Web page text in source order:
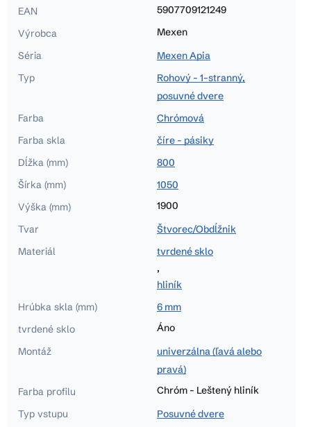
EAN
5907709121249
Výrobca
Mexen
Séria
Mexen Apia
Typ
Rohový - 1-stranný,
posuvné dvere
Farba
Chrómová
Farba skla
číre - pásiky
Dĺžka (mm)
800
Šírka (mm)
1050
Výška (mm)
1900
Tvar
Štvorec/Obdĺžnik
Materiál
tvrdené sklo
,
hliník
Hrúbka skla (mm)
6 mm
tvrdené sklo
Áno
Montáž
univerzálna (ľavá alebo
pravá)
Farba profilu
Chróm - Leštený hliník
Typ vstupu
Posuvné dvere